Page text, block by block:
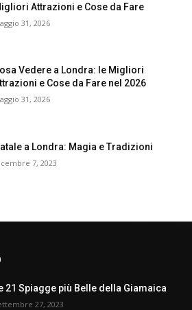
Attrazioni e Cose da Fare
31, 2026
Vedere a Londra: le Migliori
e Cose da Fare nel 2026
31, 2026
a Londra: Magia e Tradizioni
7, 2023
21 Spiagge più Belle della Giamaica
27, 2023